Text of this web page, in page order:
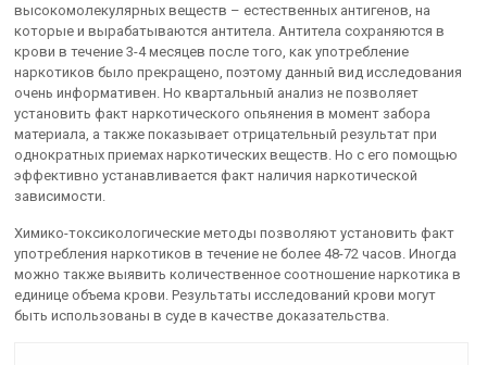
высокомолекулярных веществ – естественных антигенов, на
которые и вырабатываются антитела. Антитела сохраняются в
крови в течение 3-4 месяцев после того, как употребление
наркотиков было прекращено, поэтому данный вид исследования
очень информативен. Но квартальный анализ не позволяет
установить факт наркотического опьянения в момент забора
материала, а также показывает отрицательный результат при
однократных приемах наркотических веществ. Но с его помощью
эффективно устанавливается факт наличия наркотической
зависимости.
Химико-токсикологические методы позволяют установить факт
употребления наркотиков в течение не более 48-72 часов. Иногда
можно также выявить количественное соотношение наркотика в
единице объема крови. Результаты исследований крови могут
быть использованы в суде в качестве доказательства.